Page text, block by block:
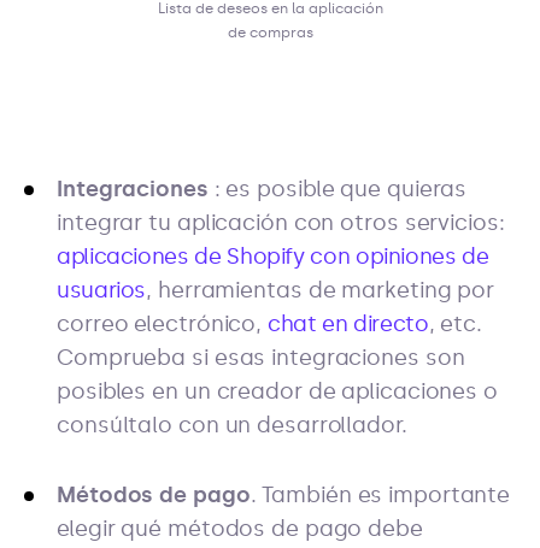
Lista de deseos en la aplicación
de compras
Integraciones : es posible que quieras
integrar tu aplicación con otros servicios:
aplicaciones de Shopify con opiniones de
usuarios, herramientas de marketing por
correo electrónico, chat en directo, etc.
Comprueba si esas integraciones son
posibles en un creador de aplicaciones o
consúltalo con un desarrollador.
Métodos de pago. También es importante
elegir qué métodos de pago debe